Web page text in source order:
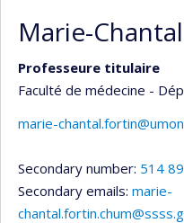
Marie-
Professeure titulaire
Faculté de médecine -
marie-
Secondary number: 514
Secondary emails: marie-